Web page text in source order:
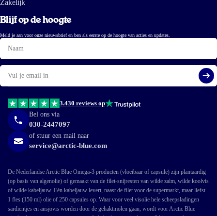
Zakelijk
Blijf op de hoogte
Meld je aan voor onze nieuwsbrief en ben als eerste op de hoogte van acties en updates.
Naam
E-
mail
3.430 reviews op
Bel ons via
030-2447097
of stuur een mail naar
service@arctic-blue.com
De Nederlandse Arctic Blue Omega-3 producten (vloeibaar of capsule) zijn plantaardig
(op basis van algenolie) of gemaakt van de filet-snijresten van wilde zalm, wilde koolvis
of wilde kabeljauw. Eén kabeljauw levert, naast de filet voor de supermarkt, maar liefst
1 fles (150 ml) olie of 250 capsules op. Waar voor veel visolie hele scheepsladingen
sardientjes en ansjovis worden door de gehaktmolen gaan, wordt voor Arctic Blue